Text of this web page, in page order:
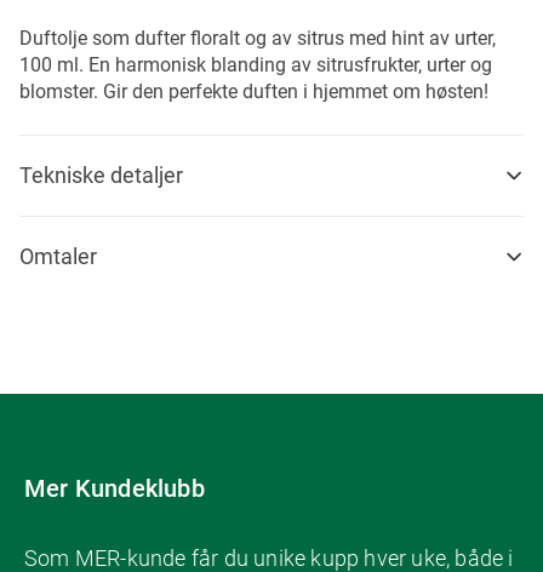
Duftolje som dufter floralt og av sitrus med hint av urter,
100 ml. En harmonisk blanding av sitrusfrukter, urter og
blomster. Gir den perfekte duften i hjemmet om høsten!
Tekniske detaljer
Omtaler
Mer Kundeklubb
Som MER-kunde får du unike kupp hver uke, både i